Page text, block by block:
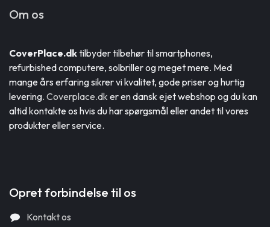
Om os
CoverPlace.dktilbyder tilbehør til smartphones,
refurbished computere, solbriller og meget mere. Med
mange års erfaring sikrer vi kvalitet, gode priser og hurtig
levering. Coverplace.dk er en dansk ejet webshop og du kan
altid kontakte os hvis du har spørgsmål eller andet til vores
produkter eller service.
Opret forbindelse til os
Kontakt os